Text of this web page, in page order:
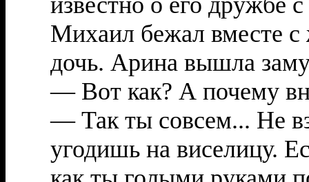
Михаил бежал вместе
дочь. Арина вышла
— Вот как? А почему
— Так ты совсем... Не
угодишь на виселицу.